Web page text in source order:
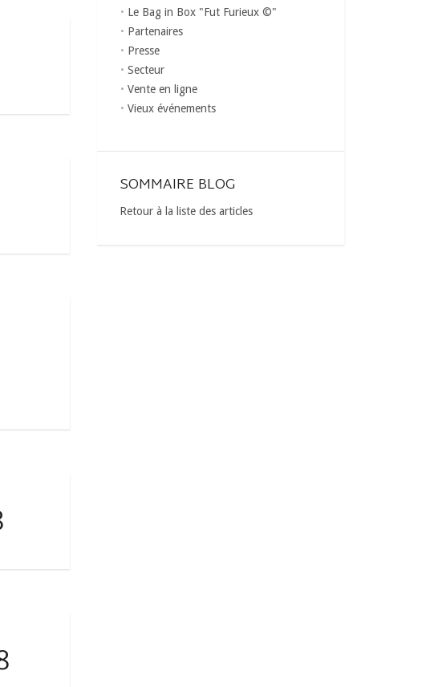
Le Bag in Box "Fut Furieux ©"
Partenaires
Presse
Secteur
Vente en ligne
Vieux événements
SOMMAIRE BLOG
Retour à la liste des articles